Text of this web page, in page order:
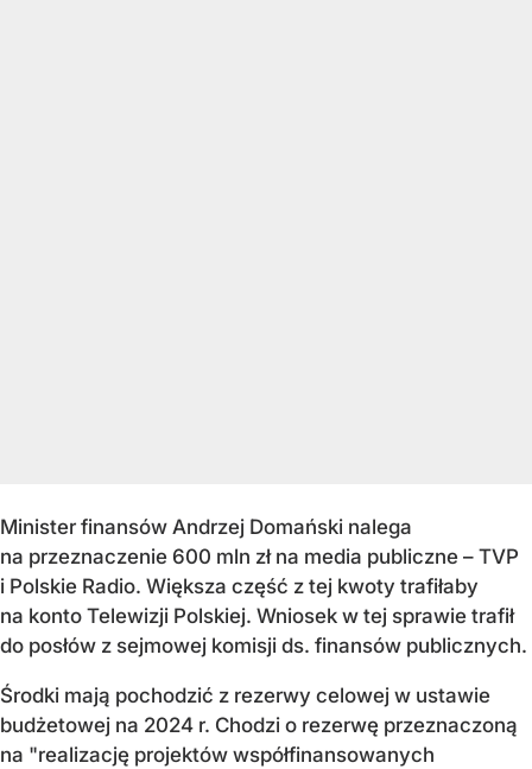
Minister finansów Andrzej Domański nalega
na przeznaczenie 600 mln zł na media publiczne – TVP
i Polskie Radio. Większa część z tej kwoty trafiłaby
na konto Telewizji Polskiej. Wniosek w tej sprawie trafił
do posłów z sejmowej komisji ds. finansów publicznych.
Środki mają pochodzić z rezerwy celowej w ustawie
budżetowej na 2024 r. Chodzi o rezerwę przeznaczoną
na "realizację projektów współfinansowanych